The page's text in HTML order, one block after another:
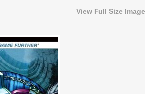
View Full Size Image